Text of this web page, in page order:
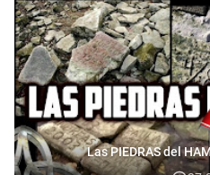
Las PIEDRAS del